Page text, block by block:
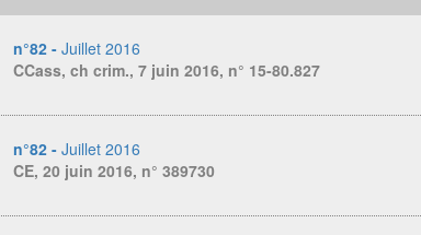
n°82 - Juillet 2016
CCass, ch crim., 7 juin 2016, n° 15-80.827
n°82 - Juillet 2016
CE, 20 juin 2016, n° 389730